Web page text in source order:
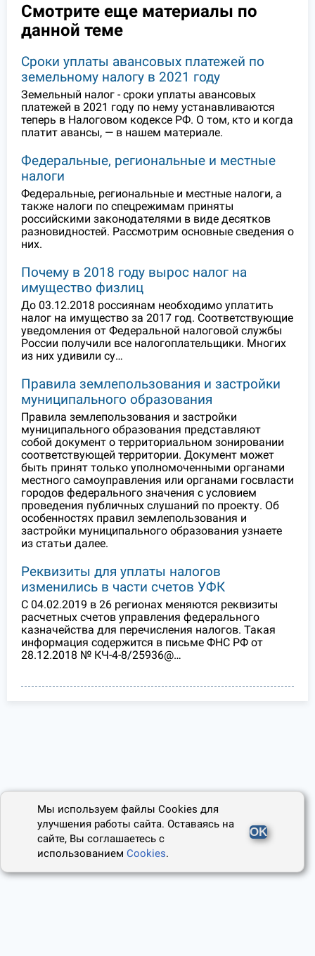
Смотрите еще материалы по
данной теме
Сроки уплаты авансовых платежей по
земельному налогу в 2021 году
Земельный налог - сроки уплаты авансовых
платежей в 2021 году по нему устанавливаются
теперь в Налоговом кодексе РФ. О том, кто и когда
платит авансы, — в нашем материале.
Федеральные, региональные и местные
налоги
Федеральные, региональные и местные налоги, а
также налоги по спецрежимам приняты
российскими законодателями в виде десятков
разновидностей. Рассмотрим основные сведения о
них.
Почему в 2018 году вырос налог на
имущество физлиц
До 03.12.2018 россиянам необходимо уплатить
налог на имущество за 2017 год. Соответствующие
уведомления от Федеральной налоговой службы
России получили все налогоплательщики. Многих
из них удивили су…
Правила землепользования и застройки
муниципального образования
Правила землепользования и застройки
муниципального образования представляют
собой документ о территориальном зонировании
соответствующей территории. Документ может
быть принят только уполномоченными органами
местного самоуправления или органами госвласти
городов федерального значения с условием
проведения публичных слушаний по проекту. Об
особенностях правил землепользования и
застройки муниципального образования узнаете
из статьи далее.
Реквизиты для уплаты налогов
изменились в части счетов УФК
С 04.02.2019 в 26 регионах меняются реквизиты
расчетных счетов управления федерального
казначейства для перечисления налогов. Такая
информация содержится в письме ФНС РФ от
28.12.2018 № КЧ-4-8/25936@…
Мы используем файлы Cookies для
улучшения работы сайта. Оставаясь на
сайте, Вы соглашаетесь с
использованиемCookies.
OK